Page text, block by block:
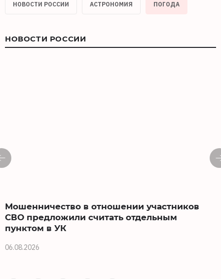
НОВОСТИ РОССИИ АСТРОНОМИЯ ПОГОДА
НОВОСТИ РОССИИ
Мошенничество в отношении участников
СВО предложили считать отдельным
пунктом в УК
06.08.2026